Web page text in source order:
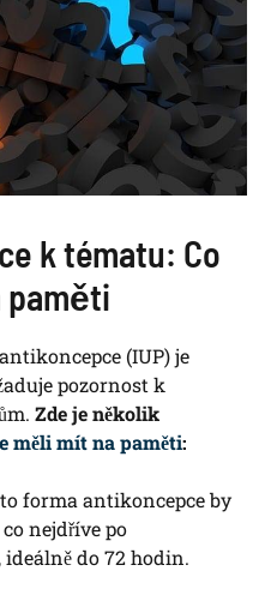
k tématu: Co
paměti
(IUP) je
pozornost k
Zde je několik
měli mít na paměti:
forma antikoncepce by
nejdříve po
do 72 hodin.